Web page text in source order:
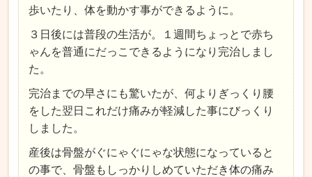
歩いたり、体を動かす事ができるように。
３日後には普段の生活が。１週間ちょっとで赤ち
ゃんを普通にだっこできるようになり完治しまし
た。
完治までの早さにも驚いたが、何よりぎっくり腰
をした翌日これだけ痛みが軽減した事にびっくり
しました。
産後は骨盤がぐにゃぐにゃな状態になっていると
の事で、骨盤もしっかりしめていただき体の痛み